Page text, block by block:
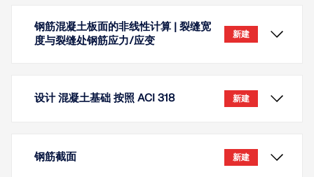
钢筋混凝土板面的非线性计算 | 裂缝宽
度与裂缝处钢筋应力/应变
新建
设计 混凝土基础 按照 ACI 318 新建
钢筋截面 新建